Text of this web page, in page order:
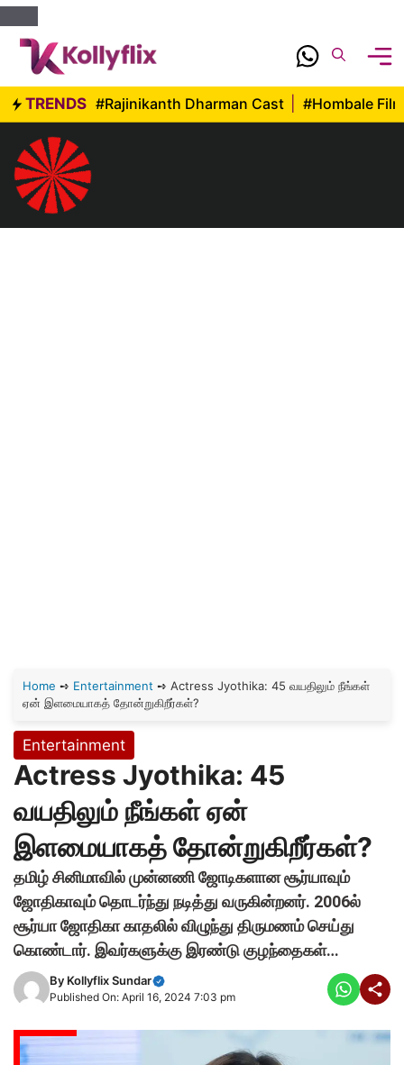
Skip
content
TRENDS #Rajinikanth Dharman Cast #Hombale
Home ➺ Entertainment ➺ Actress Jyothika: 45 வயதிலும் நீங்கள்
ஏன் இளமையாகத் தோன்றுகிறீர்கள்?
Entertainment
Actress Jyothika: 45
வயதிலும் நீங்கள் ஏன்
இளமையாகத் தோன்றுகிறீர்கள்?
தமிழ் சினிமாவில் முன்னணி ஜோடிகளான சூர்யாவும்
ஜோதிகாவும் தொடர்ந்து நடித்து வருகின்றனர். 2006ல்
சூர்யா ஜோதிகா காதலில் விழுந்து திருமணம் செய்து
கொண்டார். இவர்களுக்கு இரண்டு குழந்தைகள்…
By Kollyflix Sundar
Published On: April 16, 2024 7:03 pm